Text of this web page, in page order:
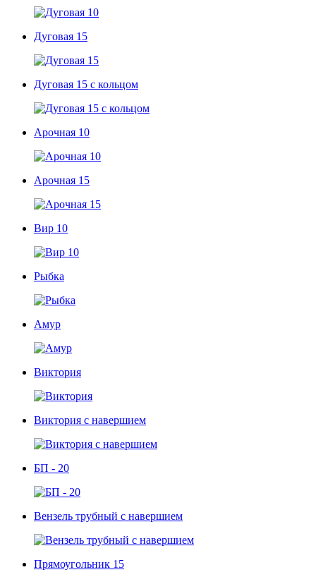
Дуговая 15
Дуговая 15 с кольцом
Арочная 10
Арочная 15
Вир 10
Рыбка
Амур
Виктория
Виктория с навершием
БП - 20
Вензель трубный с навершием
Прямоугольник 15